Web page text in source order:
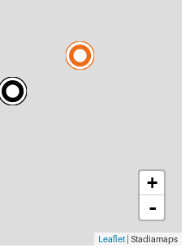
+
-
Leaflet | Stadiamaps